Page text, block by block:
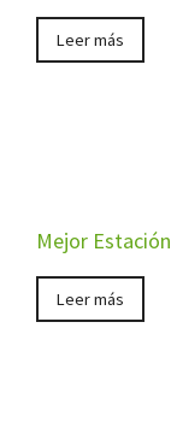
Leer más
Mejor
Leer más